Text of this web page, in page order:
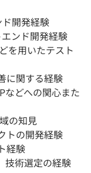
開発経験
ンド開発経験
を用いたテスト
に関する経験
などへの関心また
の知見
トの開発経験
経験
技術選定の経験